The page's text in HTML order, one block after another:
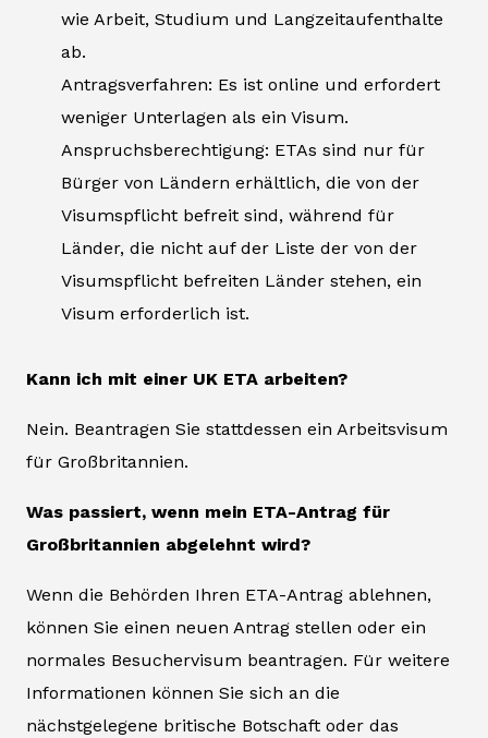
wie Arbeit, Studium und Langzeitaufenthalte
ab.
Antragsverfahren: Es ist online und erfordert
weniger Unterlagen als ein Visum.
Anspruchsberechtigung: ETAs sind nur für
Bürger von Ländern erhältlich, die von der
Visumspflicht befreit sind, während für
Länder, die nicht auf der Liste der von der
Visumspflicht befreiten Länder stehen, ein
Visum erforderlich ist.
Kann ich mit einer UK ETA arbeiten?
Nein. Beantragen Sie stattdessen ein Arbeitsvisum
für Großbritannien.
Was passiert, wenn mein ETA-Antrag für
Großbritannien abgelehnt wird?
Wenn die Behörden Ihren ETA-Antrag ablehnen,
können Sie einen neuen Antrag stellen oder ein
normales Besuchervisum beantragen. Für weitere
Informationen können Sie sich an die
nächstgelegene britische Botschaft oder das